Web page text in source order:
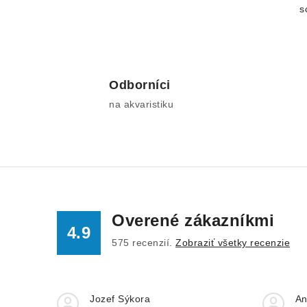
Odborníci
na akvaristiku
4.9
Overené zákazníkmi
575 recenzií. Zobraziť všetky recenzie
Jozef Sýkora